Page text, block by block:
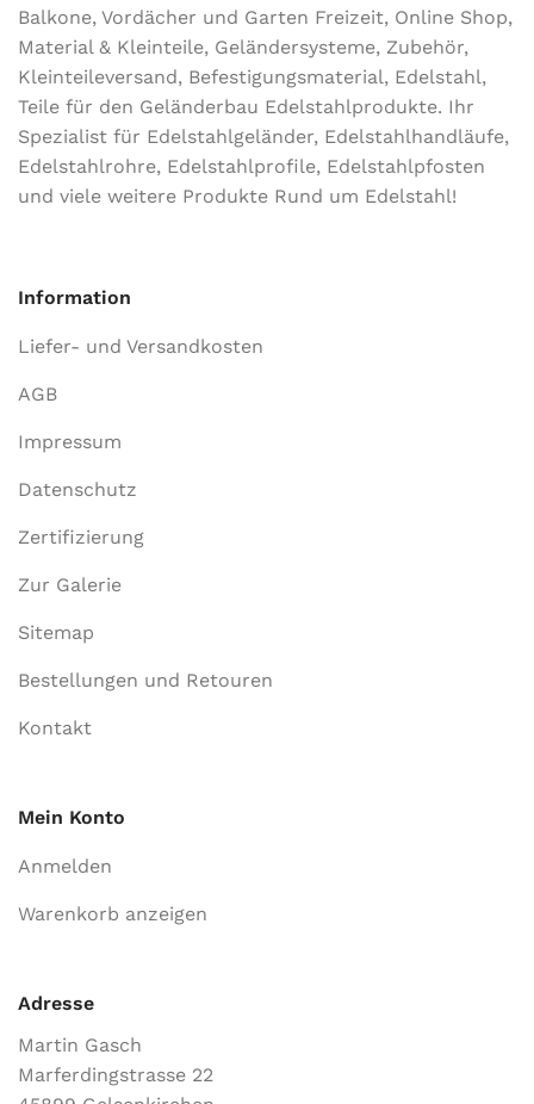
Balkone, Vordächer und Garten Freizeit, Online Shop,
Material & Kleinteile, Geländersysteme, Zubehör,
Kleinteileversand, Befestigungsmaterial, Edelstahl,
Teile für den Geländerbau Edelstahlprodukte. Ihr
Spezialist für Edelstahlgeländer, Edelstahlhandläufe,
Edelstahlrohre, Edelstahlprofile, Edelstahlpfosten
und viele weitere Produkte Rund um Edelstahl!
Information
Liefer- und Versandkosten
AGB
Impressum
Datenschutz
Zertifizierung
Zur Galerie
Sitemap
Bestellungen und Retouren
Kontakt
Mein Konto
Anmelden
Warenkorb anzeigen
Adresse
Martin Gasch
Marferdingstrasse 22